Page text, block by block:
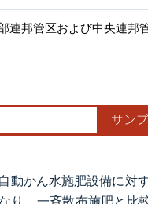
連邦管区および中央連邦
かん水施肥設備に対